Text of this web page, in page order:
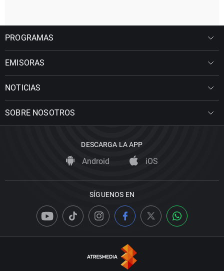
PROGRAMAS
EMISORAS
NOTICIAS
SOBRE NOSOTROS
DESCARGA LA APP
Android iOS
SÍGUENOS EN